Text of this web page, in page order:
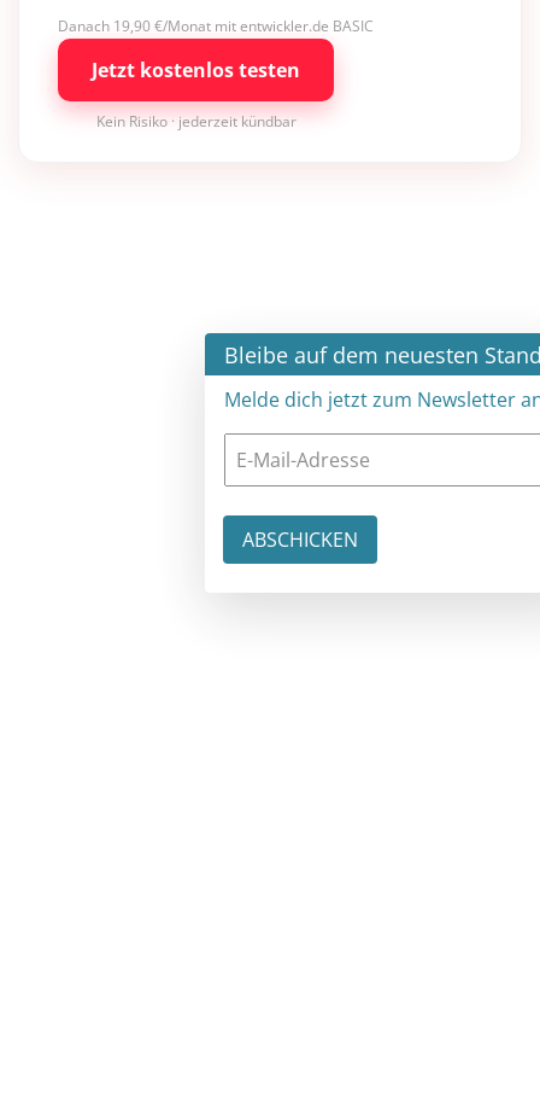
Danach 19,90 €/Monat mit entwickler.de BASIC
Jetzt kostenlos testen
Kein Risiko · jederzeit kündbar
Bleibe auf dem neuesten Stand ×
Melde dich jetzt zum Newsletter an: